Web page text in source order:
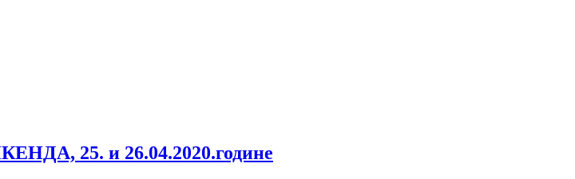
25. и 26.04.2020.године